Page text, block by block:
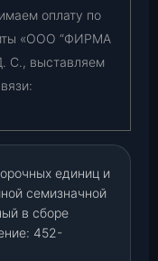
оплату по
«ООО “ФИРМА
С., выставляем
единиц и
семизначной
в сборе
452-